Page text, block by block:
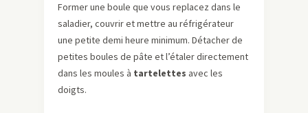
Former une boule que vous replacez dans le
saladier, couvrir et mettre au réfrigérateur
une petite demi heure minimum. Détacher de
petites boules de pâte et l’étaler directement
dans les moules à tartelettes avec les
doigts.